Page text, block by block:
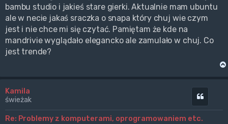
bambu studio i jakieś stare gierki. Aktualnie mam ubuntu
ale w necie jakaś sraczka o snapa który chuj wie czym
jest i nie chce mi się czytać. Pamiętam że kde na
mandrivie wyglądało elegancko ale zamulało w chuj. Co
jest trende?
Kamila
świeżak
Re: Problemy z komputerami, oprogramowaniem etc.